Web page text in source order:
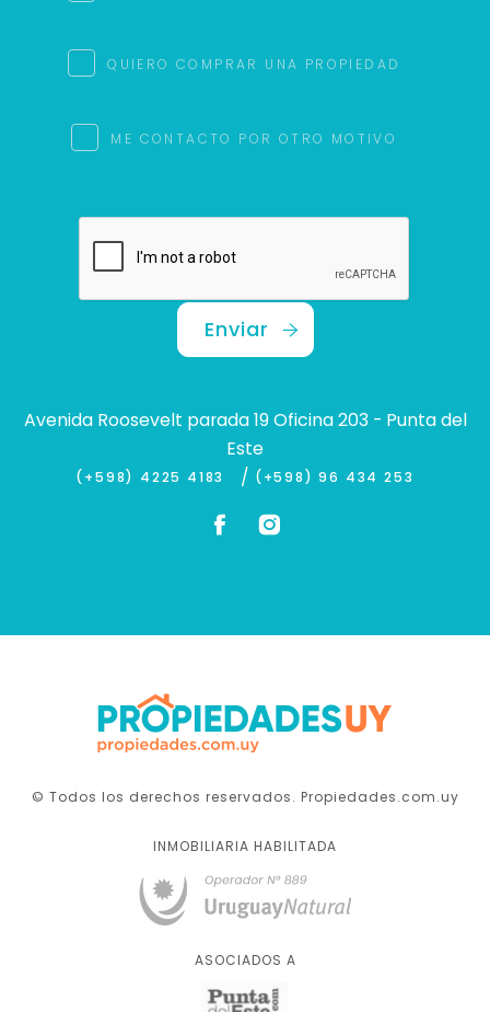
QUIERO COMPRAR UNA PROPIEDAD
ME CONTACTO POR OTRO MOTIVO
Enviar
Avenida Roosevelt parada 19 Oficina 203 - Punta del
Este
(+598) 4225 4183 / (+598) 96 434 253
© Todos los derechos reservados. Propiedades.com.uy
INMOBILIARIA HABILITADA
ASOCIADOS A